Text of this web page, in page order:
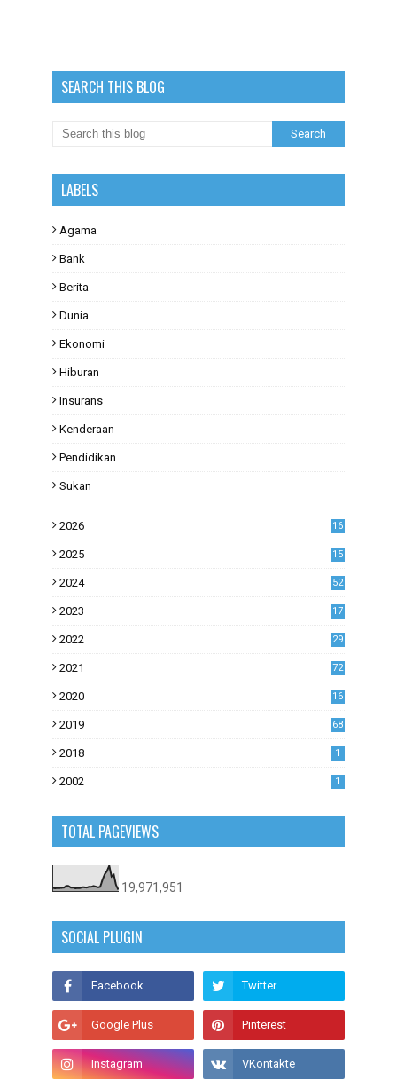
SEARCH THIS BLOG
LABELS
Agama
Bank
Berita
Dunia
Ekonomi
Hiburan
Insurans
Kenderaan
Pendidikan
Sukan
2026 16
2025 15
2024 52
2023
17
2022
29
2021
72
2020
16
2019
68
2018 1
2002 1
TOTAL PAGEVIEWS
19,971,951
SOCIAL PLUGIN